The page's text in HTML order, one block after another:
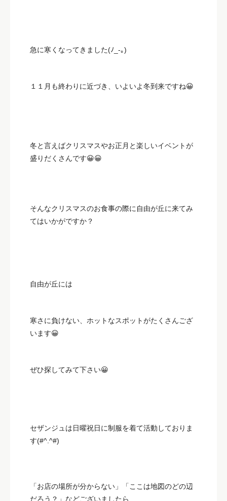
急に寒くなってきました(ﾉ_-｡)
１１月も終わりに近づき、いよいよ冬到来ですね😀
冬と言えばクリスマスやお正月と楽しいイベントが
盛りだくさんです😀😀
そんなクリスマスのお食事の際に自由が丘に来てみ
てはいかがですか？
自由が丘には
寒さに負けない、ホットなスポットがたくさんござ
います😀
ぜひ探してみて下さい😀
セザンジュは日曜祝日に制服を着て活動しておりま
す(#^.^#)
「お店の場所が分からない」「ここは地図のどの辺
だろう？」などございましたら